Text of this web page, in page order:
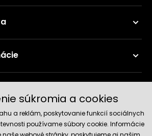
súkromia a cookies
a reklám, poskytovanie funkcií sociálnych
používame súbory cookie. Informácie